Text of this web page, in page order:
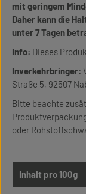
mit geringem
Daher kann die
unter 7 Tagen
Info: Dieses
Inverkehrbringer:
Straße 5, 92507
Bitte beachte
oder
Inhalt pro 100g